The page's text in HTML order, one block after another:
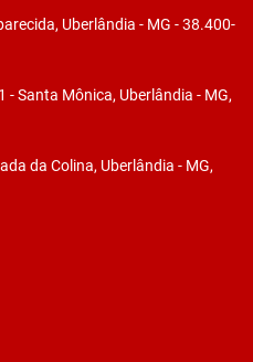
Uberlândia - MG - 38.400-
Santa Mônica, Uberlândia - MG,
da Colina, Uberlândia - MG,